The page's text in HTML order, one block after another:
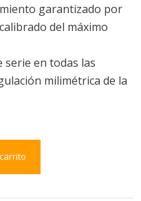
garantizado por
del máximo
serie en todas las
milimétrica de la